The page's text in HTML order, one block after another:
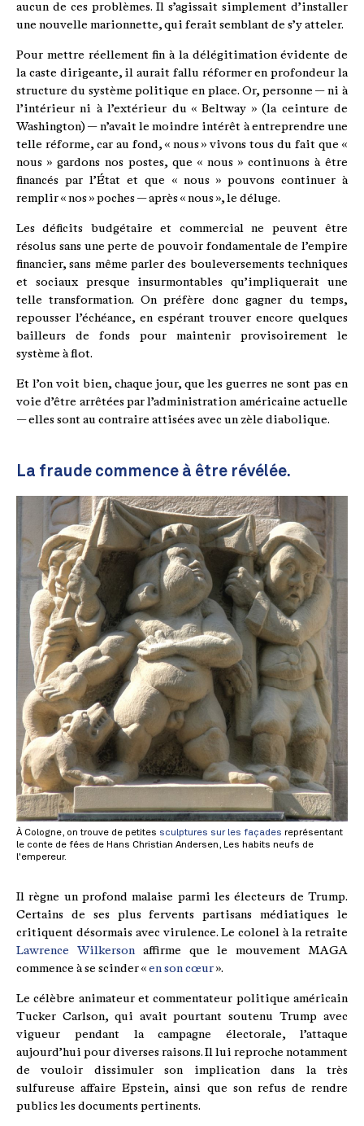
aucun de ces problèmes. Il s’agissait simplement d’installer
une nouvelle marionnette, qui ferait semblant de s’y atteler.
Pour mettre réellement fin à la délégitimation évidente de
la caste dirigeante, il aurait fallu réformer en profondeur la
structure du système politique en place. Or, personne — ni à
l’intérieur ni à l’extérieur du « Beltway » (la ceinture de
Washington) — n’avait le moindre intérêt à entreprendre une
telle réforme, car au fond, « nous » vivons tous du fait que «
nous » gardons nos postes, que « nous » continuons à être
financés par l’État et que « nous » pouvons continuer à
remplir « nos » poches — après « nous », le déluge.
Les déficits budgétaire et commercial ne peuvent être
résolus sans une perte de pouvoir fondamentale de l’empire
financier, sans même parler des bouleversements techniques
et sociaux presque insurmontables qu’impliquerait une
telle transformation. On préfère donc gagner du temps,
repousser l’échéance, en espérant trouver encore quelques
bailleurs de fonds pour maintenir provisoirement le
système à flot.
Et l’on voit bien, chaque jour, que les guerres ne sont pas en
voie d’être arrêtées par l’administration américaine actuelle
— elles sont au contraire attisées avec un zèle diabolique.
La fraude commence à être révélée.
À Cologne, on trouve de petites sculptures sur les façades représentant
le conte de fées de Hans Christian Andersen, Les habits neufs de
l'empereur.
Il règne un profond malaise parmi les électeurs de Trump.
Certains de ses plus fervents partisans médiatiques le
critiquent désormais avec virulence. Le colonel à la retraite
Lawrence Wilkersonaffirme que le mouvement MAGA
commence à se scinder « en son cœur ».
Le célèbre animateur et commentateur politique américain
Tucker Carlson, qui avait pourtant soutenu Trump avec
vigueur pendant la campagne électorale, l’attaque
aujourd’hui pour diverses raisons. Il lui reproche notamment
de vouloir dissimuler son implication dans la très
sulfureuse affaire Epstein, ainsi que son refus de rendre
publics les documents pertinents.